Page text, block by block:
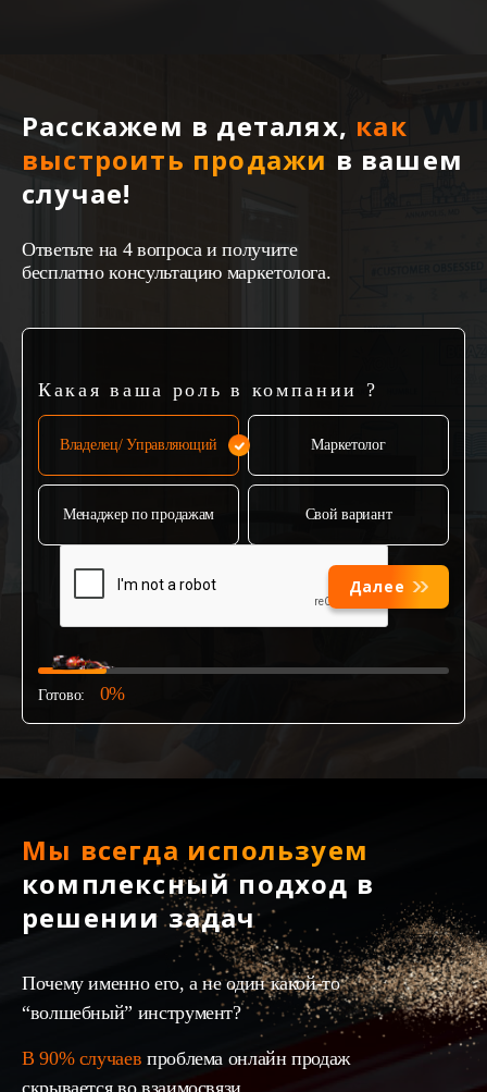
Расскажем в деталях, как
выстроить продажи в вашем
случае!
Ответьте на 4 вопроса и получите
бесплатно консультацию маркетолога.
Какая ваша роль в компании ?
Владелец/ Управляющий Маркетолог
Менаджер по продажам Свой вариант
Готово: 0%
Далее
Мы всегда используем
комплексный подход в
решении задач
Почему именно его, а не один какой-то
“волшебный” инструмент?
В 90% случаев проблема онлайн продаж
скрывается во взаимосвязи